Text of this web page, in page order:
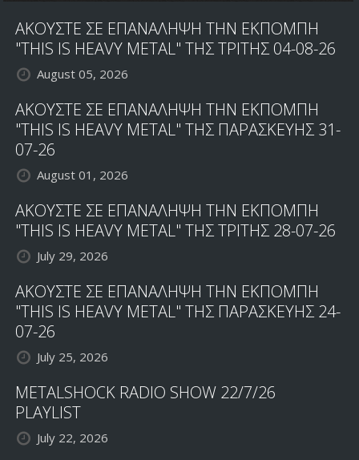
ΑΚΟΥΣΤΕ ΣΕ ΕΠΑΝΑΛΗΨΗ ΤΗΝ ΕΚΠΟΜΠΗ
"THIS IS HEAVY METAL" ΤΗΣ ΤΡΙΤΗΣ 04-08-26
August 05, 2026
ΑΚΟΥΣΤΕ ΣΕ ΕΠΑΝΑΛΗΨΗ ΤΗΝ ΕΚΠΟΜΠΗ
"THIS IS HEAVY METAL" ΤΗΣ ΠΑΡΑΣΚΕΥΗΣ 31-
07-26
August 01, 2026
ΑΚΟΥΣΤΕ ΣΕ ΕΠΑΝΑΛΗΨΗ ΤΗΝ ΕΚΠΟΜΠΗ
"THIS IS HEAVY METAL" ΤΗΣ ΤΡΙΤΗΣ 28-07-26
July 29, 2026
ΑΚΟΥΣΤΕ ΣΕ ΕΠΑΝΑΛΗΨΗ ΤΗΝ ΕΚΠΟΜΠΗ
"THIS IS HEAVY METAL" ΤΗΣ ΠΑΡΑΣΚΕΥΗΣ 24-
07-26
July 25, 2026
METALSHOCK RADIO SHOW 22/7/26
PLAYLIST
July 22, 2026